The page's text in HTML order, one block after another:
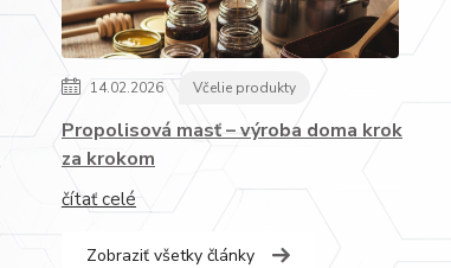
14.02.2026 Včelie produkty
Propolisová masť – výroba doma krok
za krokom
čítať celé
Zobraziť všetky články